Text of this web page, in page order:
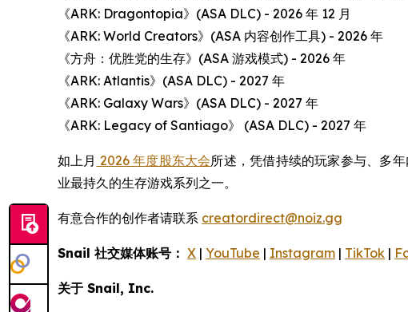
《ARK: Dragontopia》(ASA DLC) - 2026 年 12 月
《ARK: World Creators》(ASA 内容创作工具) - 2026 年
《方舟：优胜党的生存》(ASA 游戏模式) - 2026 年
《ARK: Atlantis》(ASA DLC) - 2027 年
《ARK: Galaxy Wars》(ASA DLC) - 2027 年
《ARK: Legacy of Santiago》 (ASA DLC) - 2027 年
如上月 2026 年度股东大会所述，凭借持续的玩家参与、多
业最持久的生存游戏系列之一。
有意合作的创作者请联系 creatordirect@noiz.gg
Snail 社交媒体账号： X | YouTube | Instagram | TikTok |
关于 Snail, Inc.